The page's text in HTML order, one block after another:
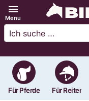
menu
Menu
Für Pferde Für Reiter